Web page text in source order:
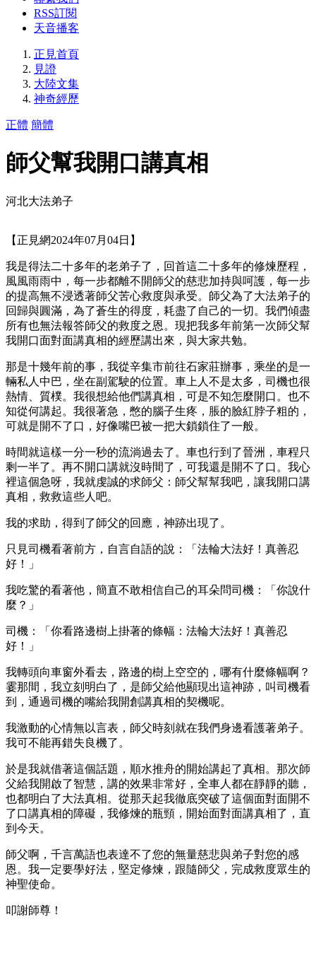
RSS訂閱
天音播客
正見首頁
見證
大陸文集
神奇經歷
正體 簡體
師父幫我開口講真相
河北大法弟子
【正見網2024年07月04日】
我是得法二十多年的老弟子了，回首這二十多年的修煉歷程，
風風雨雨中，每一步都離不開師父的慈悲加持與呵護，每一步
的提高無不浸透著師父苦心救度與承受。師父為了大法弟子的
回歸與圓滿，為了蒼生的得度，耗盡了自己的一切。我們傾盡
所有也無法報答師父的救度之恩。現把我多年前第一次師父幫
我開口面對面講真相的經歷講出來，與大家共勉。
那是十幾年前的事，我從辛集市前往石家莊辦事，乘坐的是一
輛私人中巴，坐在副駕駛的位置。車上人不是太多，司機也很
熱情、質樸。我很想給他們講真相，可是不知怎麼開口。也不
知從何講起。我很著急，憋的腦子生疼，脹的臉紅脖子粗的，
可就是開不了口，好像嘴巴被一把大鎖鎖住了一般。
時間就這樣一分一秒的流淌過去了。車也行到了晉洲，車程只
剩一半了。再不開口講就沒時間了，可我還是開不了口。我心
裡這個急呀，我就虔誠的求師父：師父幫幫我吧，讓我開口講
真相，救救這些人吧。
我的求助，得到了師父的回應，神跡出現了。
只見司機看著前方，自言自語的說：「法輪大法好！真善忍
好！」
我吃驚的看著他，簡直不敢相信自己的耳朵問司機：「你說什
麼？」
司機：「你看路邊樹上掛著的條幅：法輪大法好！真善忍
好！」
我轉頭向車窗外看去，路邊的樹上空空的，哪有什麼條幅啊？
霎那間，我立刻明白了，是師父給他顯現出這神跡，叫司機看
到，通過司機的嘴給我開創講真相的契機呢。
我激動的心情無以言表，師父時刻就在我們身邊看護著弟子。
我可不能再錯失良機了。
於是我就借著這個話題，順水推舟的開始講起了真相。那次師
父給我開啟了智慧，講的效果非常好，全車人都在靜靜的聽，
也都明白了大法真相。從那天起我徹底突破了這個面對面開不
了口講真相的障礙，我修煉的瓶頸，開始面對面講真相了，直
到今天。
師父啊，千言萬語也表達不了您的無量慈悲與弟子對您的感
恩。我一定要學好法，堅定修煉，跟隨師父，完成救度眾生的
神聖使命。
叩謝師尊！